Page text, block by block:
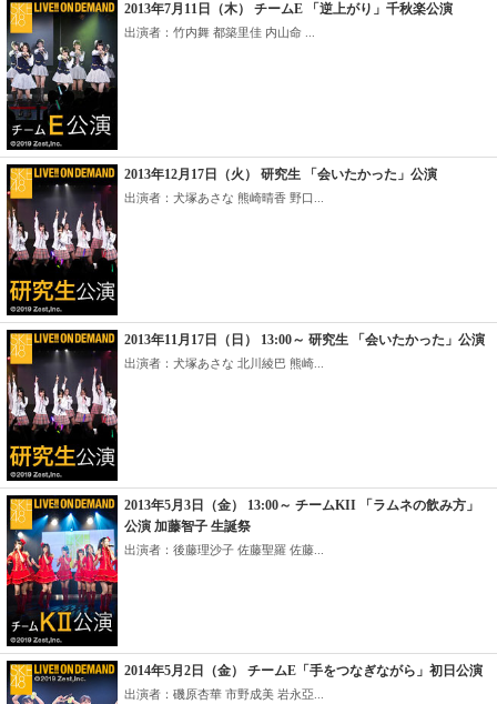
2013年7月11日（木） チームE 「逆上がり」千秋楽公演
出演者：竹内舞 都築里佳 内山命 ...
2013年12月17日（火） 研究生 「会いたかった」公演
出演者：犬塚あさな 熊崎晴香 野口...
2013年11月17日（日） 13:00～ 研究生 「会いたかった」公演
出演者：犬塚あさな 北川綾巴 熊崎...
2013年5月3日（金） 13:00～ チームKII 「ラムネの飲み方」
公演 加藤智子 生誕祭
出演者：後藤理沙子 佐藤聖羅 佐藤...
2014年5月2日（金） チームE「手をつなぎながら」初日公演
出演者：磯原杏華 市野成美 岩永亞...